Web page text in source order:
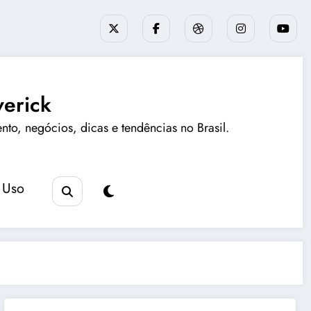
negócios, dicas e tendências no Brasil.